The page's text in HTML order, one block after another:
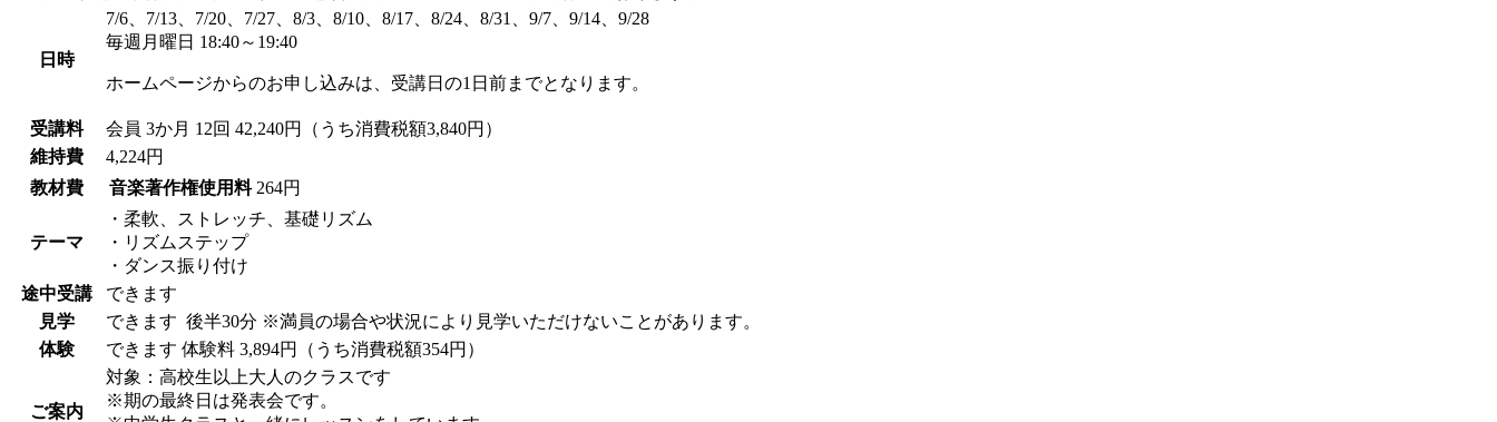
日時
7/6、7/13、7/20、7/27、8/3、8/10、8/17、8/24、8/31、9/7、9/14、9/28
毎週月曜日 18:40～19:40
ホームページからのお申し込みは、受講日の1日前までとなります。
受講料 会員 3か月 12回 42,240円（うち消費税額3,840円）
維持費
4,224円
教材費
音楽著作権使用料 264円
テーマ
・柔軟、ストレッチ、基礎リズム
・リズムステップ
・ダンス振り付け
途中受講
できます
見学
できます 後半30分 ※満員の場合や状況により見学いただけないことがあります。
体験
できます 体験料 3,894円（うち消費税額354円）
ご案内
対象：高校生以上大人のクラスです
※期の最終日は発表会です。